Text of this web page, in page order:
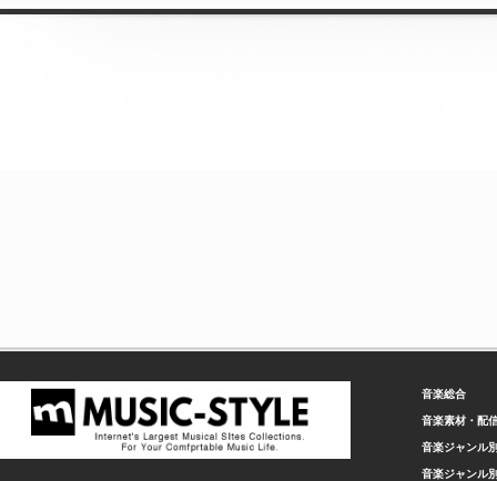
音楽総合
音楽素材・配
音楽ジャンル
音楽ジャンル